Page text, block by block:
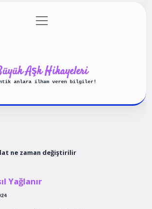
Gizlilik Politikası
menüyü
aç
Aşk Hikayeleri
anlara ilham veren bilgiler!
ne zaman değiştirilir
Yağlanır